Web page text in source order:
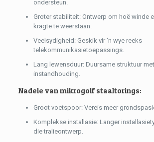
ondersteun.
Groter stabiliteit: Ontwerp om hoë winde
kragte te weerstaan.
Veelsydigheid: Geskik vir 'n wye reeks
telekommunikasietoepassings.
Lang lewensduur: Duursame struktuur
instandhouding.
Nadele van mikrogolf staaltorings:
Groot voetspoor: Vereis meer
Komplekse installasie: Langer
die tralieontwerp.